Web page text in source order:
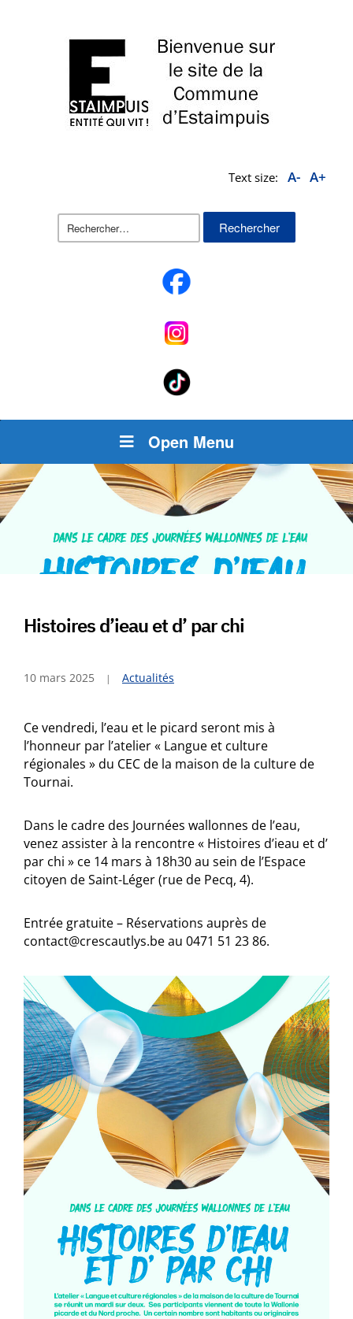
Text size: A- A+
Rechercher :
Open Menu
Histoires d’ieau et d’ par chi
10 mars 2025 Actualités
Ce vendredi, l’eau et le picard seront mis à
l’honneur par l’atelier « Langue et culture
régionales » du CEC de la maison de la culture de
Tournai.
Dans le cadre des Journées wallonnes de l’eau,
venez assister à la rencontre « Histoires d’ieau et d’
par chi » ce 14 mars à 18h30 au sein de l’Espace
citoyen de Saint-Léger (rue de Pecq, 4).
Entrée gratuite – Réservations auprès de
contact@crescautlys.be au 0471 51 23 86.